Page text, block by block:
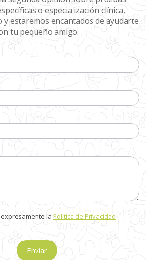
o especialización clínica,
y estaremos encantados de ayudarte
tu pequeño amigo.
la Política de Privacidad
Enviar